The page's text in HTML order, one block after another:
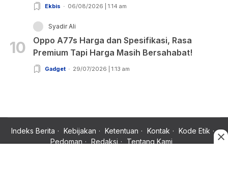
Ekbis 06/08/2026 | 1:14 am
10
Syadir Ali
Oppo A77s Harga dan Spesifikasi, Rasa
Premium Tapi Harga Masih Bersahabat!
Gadget 29/07/2026 | 1:13 am
Indeks Berita Kebijakan Ketentuan Kontak
Kode Etik
Pedoman
Redaksi Tentang Kami